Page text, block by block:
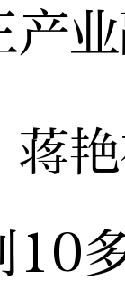
产
艳
10